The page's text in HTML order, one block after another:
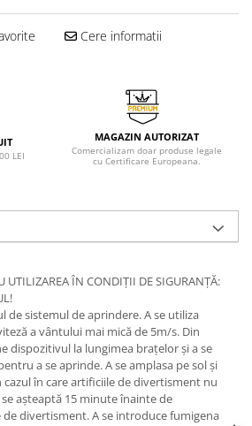
Cere informatii
LEI
MAGAZIN AUTORIZAT
Comercializam doar produse legale
cu Certificare Europeana.
UTILIZAREA ÎN CONDIȚII DE SIGURANȚĂ:
de sistemul de aprindere. A se utiliza
a vântului mai mică de 5m/s. Din
dispozitivul la lungimea brațelor și a se
a se aprinde. A se amplasa pe sol și
cazul în care artificiile de divertisment nu
așteaptă 15 minute înainte de
divertisment. A se introduce fumigena